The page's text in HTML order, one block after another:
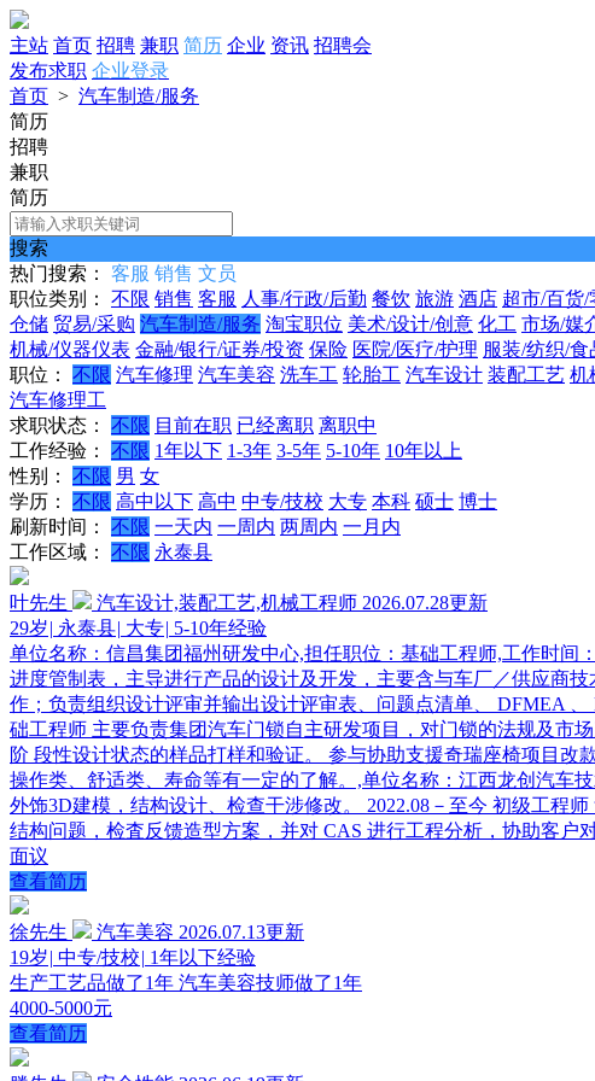
主站 首页 招聘 兼职 简历 企业 资讯 招聘会
发布求职 企业登录
首页 > 汽车制造/服务
简历
招聘
兼职
简历
搜索
热门搜索：
客服 销售 文员
职位类别：
不限 销售 客服 人事/行政/后勤 餐饮 旅游 酒店 超市/百货/
仓储 贸易/采购 汽车制造/服务 淘宝职位 美术/设计/创意 化工 市场/媒
机械/仪器仪表 金融/银行/证券/投资 保险 医院/医疗/护理 服装/纺织/食
职位：
不限 汽车修理 汽车美容 洗车工 轮胎工 汽车设计 装配工艺 机
汽车修理工
求职状态：
不限 目前在职 已经离职 离职中
工作经验：
不限 1年以下 1-3年 3-5年 5-10年 10年以上
性别：
不限 男 女
学历：
不限 高中以下 高中 中专/技校 大专 本科 硕士 博士
刷新时间：
不限 一天内 一周内 两周内 一月内
工作区域：
不限 永泰县
叶先生 汽车设计,装配工艺,机械工程师 2026.07.28更新
29岁| 永泰县| 大专| 5-10年经验
单位名称：信昌集团福州研发中心,担任职位：基础工程师,工作时间
进度管制表，主导进行产品的设计及开发，主要含与车厂／供应商
作；负责组织设计评审并输出设计评审表、问题点清单、 DFMEA
础工程师 主要负责集团汽车门锁自主研发项目，对门锁的法规及市
阶 段性设计状态的样品打样和验证。 参与协助支援奇瑞座椅项目改
操作类、舒适类、寿命等有一定的了解。,单位名称：江西龙创汽车
外饰3D建模，结构设计、检查干涉修改。 2022.08－至今 初级工程
结构问题，检査反馈造型方案，并对 CAS 进行工程分析，协助客户
面议
查看简历
徐先生 汽车美容 2026.07.13更新
19岁| 中专/技校| 1年以下经验
生产工艺品做了1年 汽车美容技师做了1年
4000-5000元
查看简历